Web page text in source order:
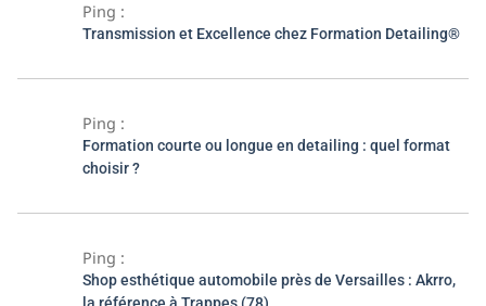
Ping :
Transmission et Excellence chez Formation Detailing®
Ping :
Formation courte ou longue en detailing : quel format
choisir ?
Ping :
Shop esthétique automobile près de Versailles : Akrro,